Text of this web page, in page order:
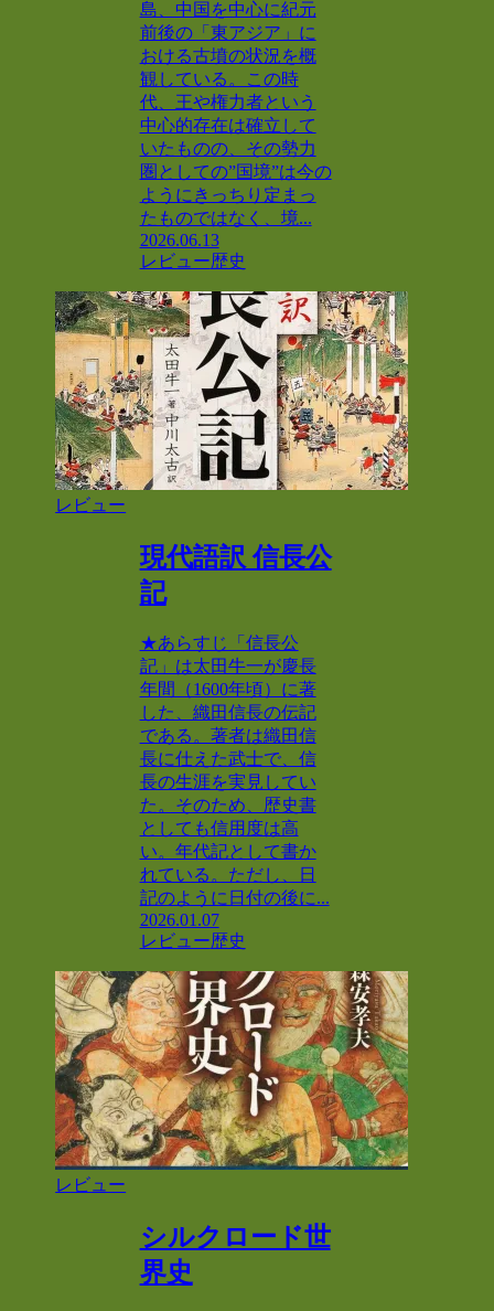
島、中国を中心に紀元
前後の「東アジア」に
おける古墳の状況を概
観している。この時
代、王や権力者という
中心的存在は確立して
いたものの、その勢力
圏としての”国境”は今の
ようにきっちり定まっ
たものではなく、境...
2026.06.13
レビュー歴史
レビュー
現代語訳 信長公
記
★あらすじ「信長公
記」は太田牛一が慶長
年間（1600年頃）に著
した、織田信長の伝記
である。著者は織田信
長に仕えた武士で、信
長の生涯を実見してい
た。そのため、歴史書
としても信用度は高
い。年代記として書か
れている。ただし、日
記のように日付の後に...
2026.01.07
レビュー歴史
レビュー
シルクロード世
界史